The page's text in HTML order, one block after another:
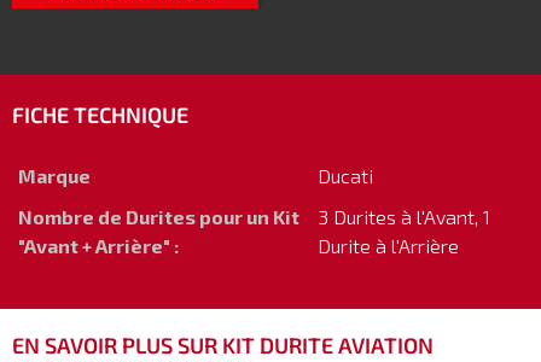
FICHE TECHNIQUE
Marque
Ducati
Nombre de Durites pour un Kit
"Avant + Arrière" :
3 Durites à l'Avant, 1
Durite à l'Arrière
EN SAVOIR PLUS SUR KIT DURITE AVIATION